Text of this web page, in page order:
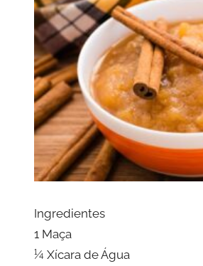
Ingredientes
1 Maça
¼ Xícara de Água